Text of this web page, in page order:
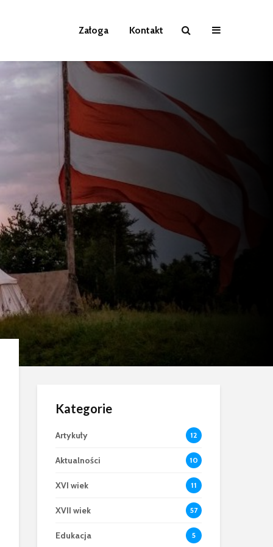
Załoga Kontakt
Kategorie
Artykuły 12
Aktualności 10
XVI wiek 11
XVII wiek 57
Edukacja 5